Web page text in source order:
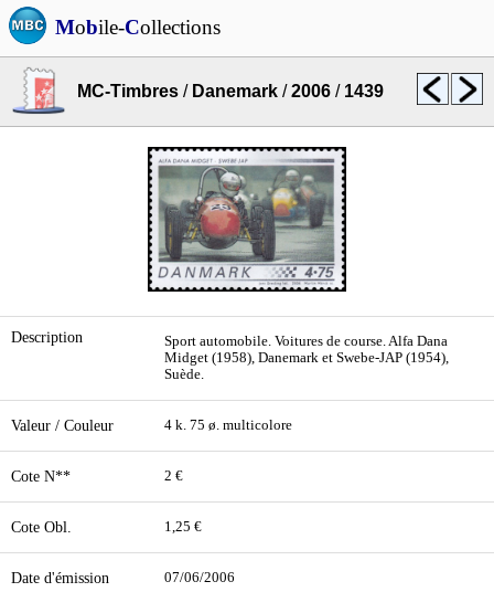
Mobile-Collections
MC-Timbres / Danemark /2006 / 1439
Description
Sport automobile. Voitures de course. Alfa Dana
Midget (1958), Danemark et Swebe-JAP (1954),
Suède.
Valeur / Couleur 4 k. 75 ø. multicolore
Cote N** 2 €
Cote Obl. 1,25 €
Date d'émission 07/06/2006